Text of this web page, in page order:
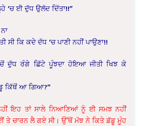
‘ਚ ਈ ਦੁੱਧ ਉਲੱਦ ਦਿੱਤਾ!!”
ਕਿ ਕਦੇ ਦੱਧ ‘ਚ ਪਾਣੀ ਨਹੀਂ ਪਾਉਣਾ!!
ਦੁੱਧ ਰੰਗੇ ਛਿੱਟੇ ਪੂੰਝਦਾ ਹੋਇਆ ਜੀਤੀ ਖਿਝ ਕੇ
ਕਿੱਥੋਂ ਆ ਗਿਆ?”
ਇਹ ਤਾਂ ਸਾਲੇ ਨਿਆਣਿਆਂ ਨੂੰ ਈ ਸਮਝ ਨਹੀਂ
ਤੇ ਚਾਰਨ ਲੈ ਗਏ ਸੀ। ਉੱਥੋਂ ਮੱਝ ਨੇ ਕਿਤੇ ਡੱਡੂ ਮੂੰਹ